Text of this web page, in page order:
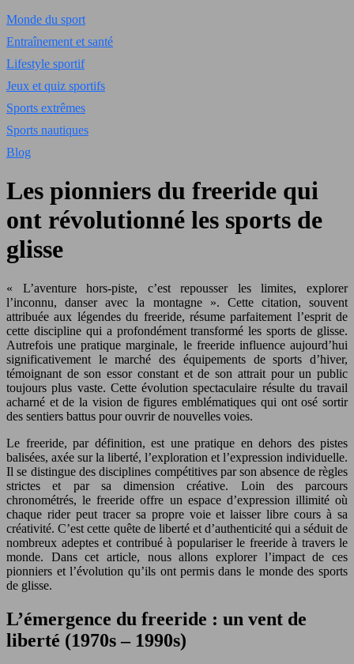
Monde du sport
Entraînement et santé
Lifestyle sportif
Jeux et quiz sportifs
Sports extrêmes
Sports nautiques
Blog
Les pionniers du freeride qui
ont révolutionné les sports de
glisse
« L’aventure hors-piste, c’est repousser les limites, explorer
l’inconnu, danser avec la montagne ». Cette citation, souvent
attribuée aux légendes du freeride, résume parfaitement l’esprit de
cette discipline qui a profondément transformé les sports de glisse.
Autrefois une pratique marginale, le freeride influence aujourd’hui
significativement le marché des équipements de sports d’hiver,
témoignant de son essor constant et de son attrait pour un public
toujours plus vaste. Cette évolution spectaculaire résulte du travail
acharné et de la vision de figures emblématiques qui ont osé sortir
des sentiers battus pour ouvrir de nouvelles voies.
Le freeride, par définition, est une pratique en dehors des pistes
balisées, axée sur la liberté, l’exploration et l’expression individuelle.
Il se distingue des disciplines compétitives par son absence de règles
strictes et par sa dimension créative. Loin des parcours
chronométrés, le freeride offre un espace d’expression illimité où
chaque rider peut tracer sa propre voie et laisser libre cours à sa
créativité. C’est cette quête de liberté et d’authenticité qui a séduit de
nombreux adeptes et contribué à populariser le freeride à travers le
monde. Dans cet article, nous allons explorer l’impact de ces
pionniers et l’évolution qu’ils ont permis dans le monde des sports
de glisse.
L’émergence du freeride : un vent de
liberté (1970s – 1990s)